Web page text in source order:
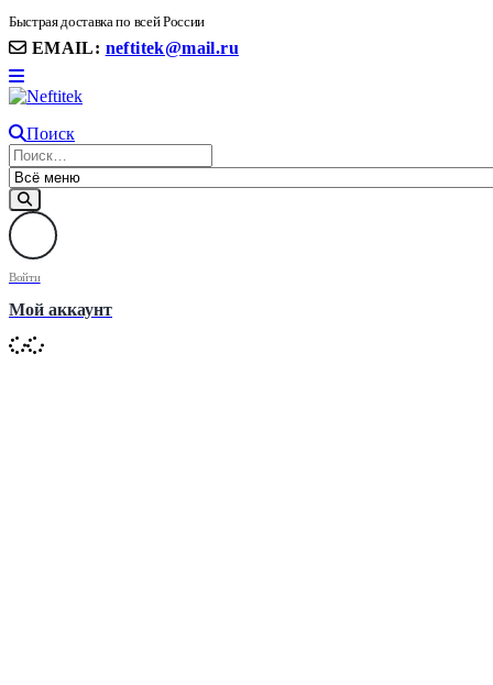
Быстрая доставка по всей России
EMAIL: neftitek@mail.ru
Поиск
Войти
Мой аккаунт
8(906) 399 11 22 | 8(905)367-58-58